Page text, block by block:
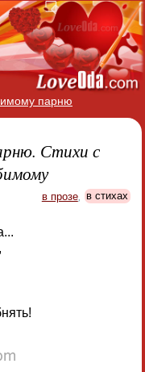
парню
Стихи с
в прозе, в стихах